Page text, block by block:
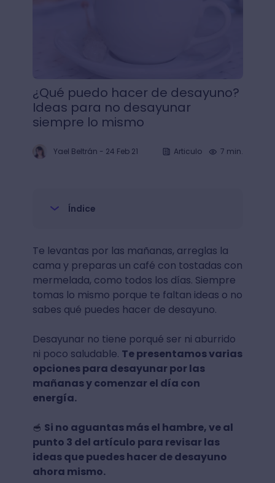
¿Qué puedo hacer de desayuno?
Ideas para no desayunar
siempre lo mismo
Yael Beltrán - 24 Feb 21 Articulo 7 min.
Índice
Te levantas por las mañanas, arreglas la
cama y preparas un café con tostadas con
mermelada, como todos los días. Siempre
tomas lo mismo porque te faltan ideas o no
sabes qué puedes hacer de desayuno.
Desayunar no tiene porqué ser ni aburrido
ni poco saludable. Te presentamos varias
opciones para desayunar por las
mañanas y comenzar el día con
energía.
🥣 Si no aguantas más el hambre, ve al
punto 3 del artículo para revisar las
ideas que puedes hacer de desayuno
ahora mismo.